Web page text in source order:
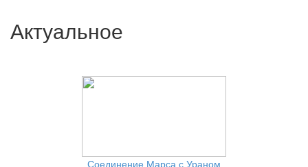
Актуальное
Соединение Марса с Ураном